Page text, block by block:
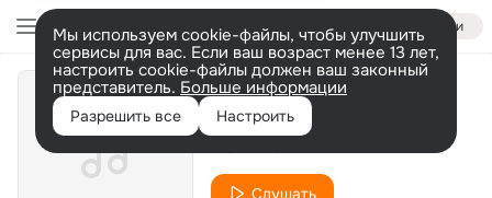
Войти
Мы используем cookie-файлы, чтобы улучшить
сервисы для вас. Если ваш возраст менее 13 лет,
настроить cookie-файлы должен ваш законный
представитель. Больше информации
Разрешить все Настроить
Любимый
Слушать